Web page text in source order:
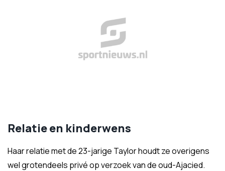
Relatie en kinderwens
Haar relatie met de 23-jarige Taylor houdt ze overigens
wel grotendeels privé op verzoek van de oud-Ajacied.